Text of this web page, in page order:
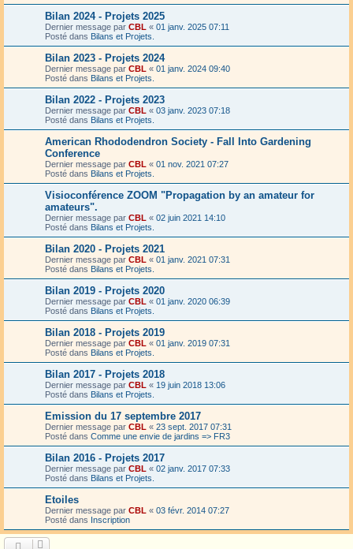
Bilan 2024 - Projets 2025
Dernier message par CBL « 01 janv. 2025 07:11
Posté dans Bilans et Projets.
Bilan 2023 - Projets 2024
Dernier message par CBL « 01 janv. 2024 09:40
Posté dans Bilans et Projets.
Bilan 2022 - Projets 2023
Dernier message par CBL « 03 janv. 2023 07:18
Posté dans Bilans et Projets.
American Rhododendron Society - Fall Into Gardening
Conference
Dernier message par CBL « 01 nov. 2021 07:27
Posté dans Bilans et Projets.
Visioconférence ZOOM "Propagation by an amateur for
amateurs".
Dernier message par CBL « 02 juin 2021 14:10
Posté dans Bilans et Projets.
Bilan 2020 - Projets 2021
Dernier message par CBL « 01 janv. 2021 07:31
Posté dans Bilans et Projets.
Bilan 2019 - Projets 2020
Dernier message par CBL « 01 janv. 2020 06:39
Posté dans Bilans et Projets.
Bilan 2018 - Projets 2019
Dernier message par CBL « 01 janv. 2019 07:31
Posté dans Bilans et Projets.
Bilan 2017 - Projets 2018
Dernier message par CBL « 19 juin 2018 13:06
Posté dans Bilans et Projets.
Emission du 17 septembre 2017
Dernier message par CBL « 23 sept. 2017 07:31
Posté dans Comme une envie de jardins => FR3
Bilan 2016 - Projets 2017
Dernier message par CBL « 02 janv. 2017 07:33
Posté dans Bilans et Projets.
Etoiles
Dernier message par CBL « 03 févr. 2014 07:27
Posté dans Inscription